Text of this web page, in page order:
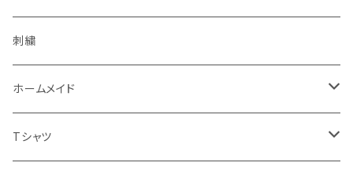
黄色系
キャップ・帽子
ベージュ系
キャップ・帽子
ナイトウエア
ステージ衣装
スポーツウエア
バッグ
ポーチ
ブーツ
乗車型
刺繍
シルク印刷
フェイスマスク
メガネ
ショール
警戒表示
オリジナル
通信
活動チームマーク
刺繍
ホームメイド
エスコートエンジェル
Tシャツ